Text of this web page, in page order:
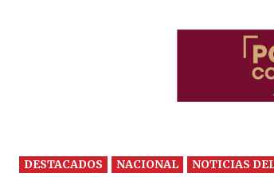
DESTACADOS NACIONAL NOTICIAS